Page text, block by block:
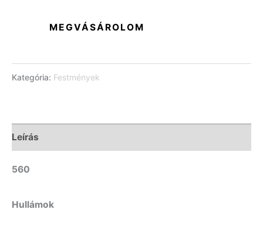
MEGVÁSÁROLOM
Kategória: Festmények
Leírás
560
Hullámok